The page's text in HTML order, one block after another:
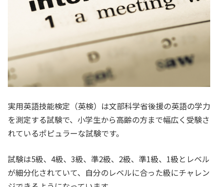
実用英語技能検定（英検）は文部科学省後援の英語の学力
を測定する試験で、小学生から高齢の方まで幅広く受験さ
れているポピュラーな試験です。
試験は5級、4級、3級、準2級、2級、準1級、1級とレベル
が細分化されていて、自分のレベルに合った級にチャレン